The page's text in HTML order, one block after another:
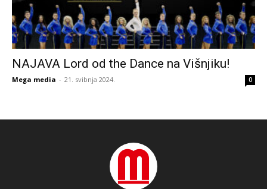
NAJAVA Lord od the Dance na Višnjiku!
Mega media - 21. svibnja 2024. 0